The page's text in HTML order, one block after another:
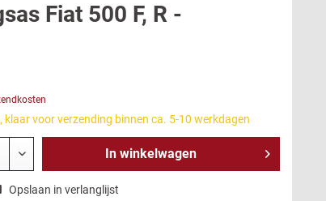
Fiat 500 F, R -
klaar voor verzending binnen ca. 5-10 werkdagen
In winkelwagen
Opslaan in verlanglijst